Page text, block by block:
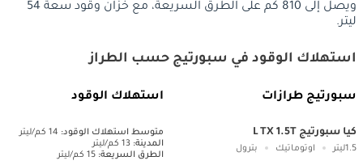
ويصل إلى 810 كم على الطرق السريعة، مع خزان وقود سعة 54
ليتر.
استهلاك الوقود في سبورتيج حسب الطراز
سبورتيج طرازات استهلاك الوقود
كيا سبورتيج L TX 1.5T
1.5ليتر اوتوماتيك بترول
متوسط ​​استهلاك الوقود: 14 كم/ليتر
المدينة: 13 كم/ليتر
الطرق السريعة: 15 كم/ليتر